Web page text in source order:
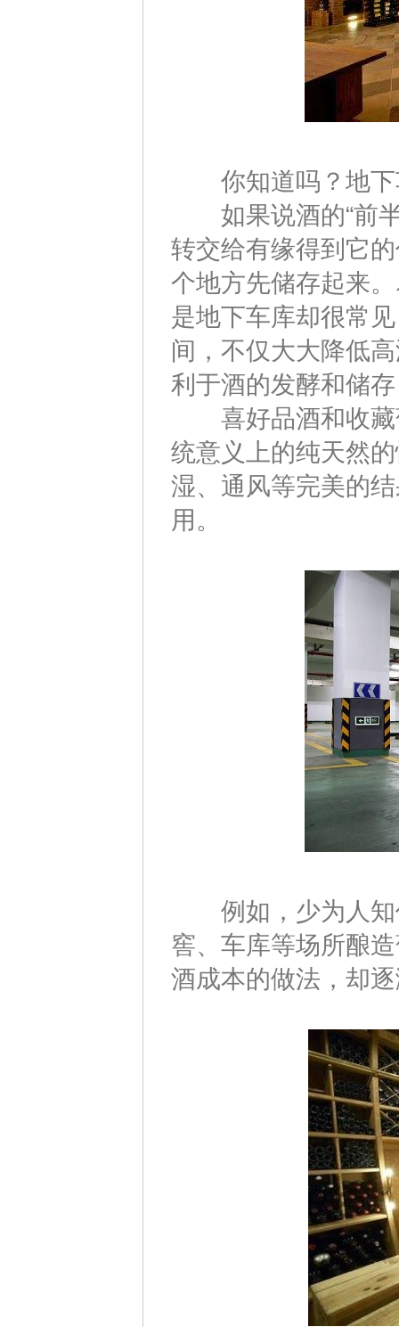
你知道吗？地下
如果说酒的“前半
转交给有缘得到它
个地方先储存起来
是地下车库却很常
间，不仅大大降低
利于酒的发酵和储
喜好品酒和收藏
统意义上的纯天然
湿、通风等完美的
用。
例如，少为人知
窖、车库等场所酿
酒成本的做法，却